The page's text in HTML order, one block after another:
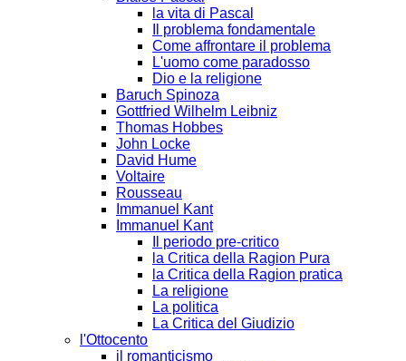
la vita di Pascal
Il problema fondamentale
Come affrontare il problema
L'uomo come paradosso
Dio e la religione
Baruch Spinoza
Gottfried Wilhelm Leibniz
Thomas Hobbes
John Locke
David Hume
Voltaire
Rousseau
Immanuel Kant
Immanuel Kant
Il periodo pre-critico
la Critica della Ragion Pura
la Critica della Ragion pratica
La religione
La politica
La Critica del Giudizio
l'Ottocento
il romanticismo